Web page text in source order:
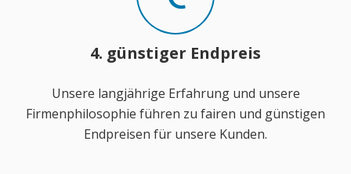
4. günstiger Endpreis
Unsere langjährige Erfahrung und unsere
Firmenphilosophie führen zu fairen und günstigen
Endpreisen für unsere Kunden.